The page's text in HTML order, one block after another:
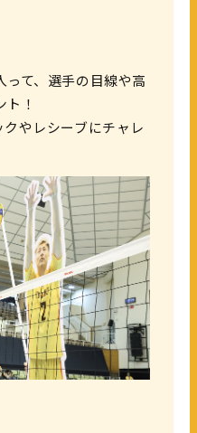
て、選手の目線や高
！
やレシーブにチャレ